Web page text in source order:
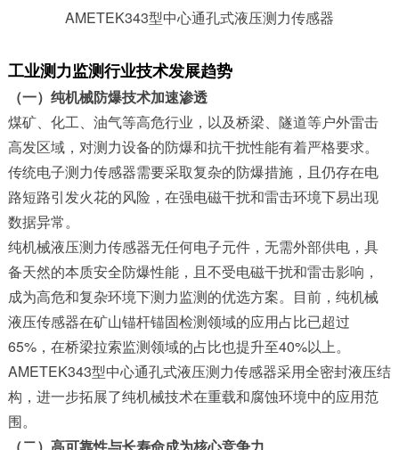
AMETEK343型中心通孔式液压测力传感器
工业测力监测行业技术发展趋势
（一）纯机械防爆技术加速渗透
煤矿、化工、油气等高危行业，以及桥梁、隧道等户外雷击
高发区域，对测力设备的防爆和抗干扰性能有着严格要求。
传统电子测力传感器需要采取复杂的防爆措施，且仍存在电
路短路引发火花的风险，在强电磁干扰和雷击环境下易出现
数据异常。
纯机械液压测力传感器无任何电子元件，无需外部供电，具
备天然的本质安全防爆性能，且不受电磁干扰和雷击影响，
成为高危和复杂环境下测力监测的优选方案。目前，纯机械
液压传感器在矿山锚杆锚固检测领域的应用占比已超过
65%，在桥梁拉索监测领域的占比也提升至40%以上。
AMETEK343型中心通孔式液压测力传感器采用全密封液压结
构，进一步拓展了纯机械技术在重载和腐蚀环境中的应用范
围。